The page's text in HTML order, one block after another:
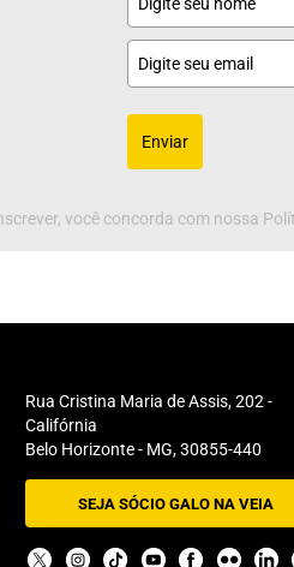
Enviar
você concorda com nossa
Rua Cristina Maria de Assis, 202 -
Califórnia
Belo Horizonte - MG, 30855-440
SEJA SÓCIO GALO NA VEIA